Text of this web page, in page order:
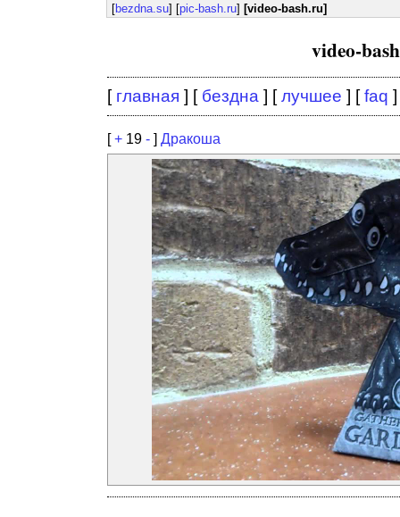
[bezdna.su] [pic-bash.ru] [video-bash.ru]
video-
[ главная ] [ бездна ] [лучшее ] [faq ]
[+ 19 - ] Дракоша